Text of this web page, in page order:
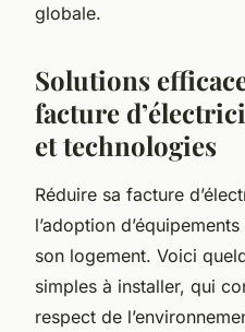
globale.
Solutions
facture
et technologies
Réduire sa facture
l’adoption
son logement. Voici
simples à installer, qui
respect de